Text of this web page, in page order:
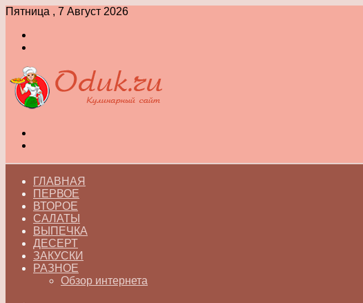
Пятница , 7 Август 2026
ГЛАВНАЯ
ПЕРВОЕ
ВТОРОЕ
САЛАТЫ
ВЫПЕЧКА
ДЕСЕРТ
ЗАКУСКИ
РАЗНОЕ
Обзор интернета